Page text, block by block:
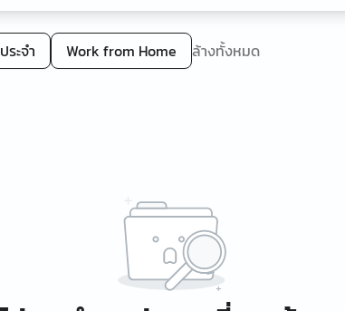
ระจำ Work from Home ล้างทั้งหมด